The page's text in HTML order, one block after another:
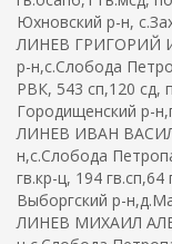
Юхновский р-н,
ЛИНЕВ ГРИГОРИЙ
р-н,с.Слобода
РВК, 543 сп,120 сд,
Городищенский р-
ЛИНЕВ ИВАН
н,с.Слобода
гв.кр-ц, 194
Выборгский р-
ЛИНЕВ МИХАИЛ